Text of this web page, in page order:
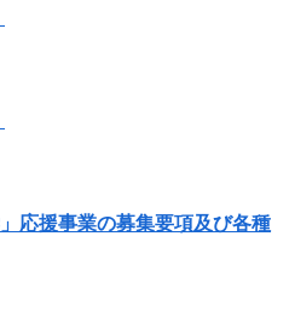
応援事業の募集要項及び各種